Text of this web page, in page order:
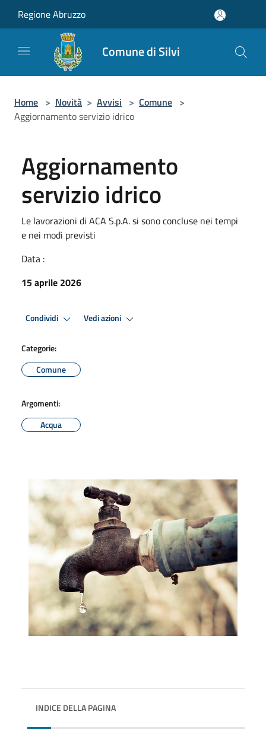
Regione Abruzzo
Comune di Silvi
Home > Novità > Avvisi > Comune >
Aggiornamento servizio idrico
Aggiornamento
servizio idrico
Le lavorazioni di ACA S.p.A. si sono concluse nei tempi
e nei modi previsti
Data :
15 aprile 2026
Condividi Vedi azioni
Categorie:
Comune
Argomenti:
Acqua
INDICE DELLA PAGINA